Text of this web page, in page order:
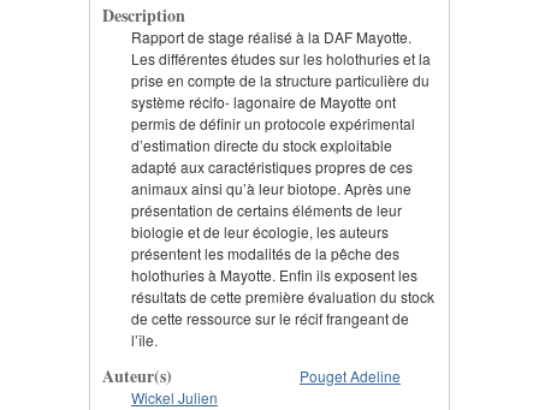
Description
Rapport de stage réalisé à la DAF Mayotte.
Les différentes études sur les holothuries et la
prise en compte de la structure particulière du
système récifo- lagonaire de Mayotte ont
permis de définir un protocole expérimental
d’estimation directe du stock exploitable
adapté aux caractéristiques propres de ces
animaux ainsi qu’à leur biotope. Après une
présentation de certains éléments de leur
biologie et de leur écologie, les auteurs
présentent les modalités de la pêche des
holothuries à Mayotte. Enfin ils exposent les
résultats de cette première évaluation du stock
de cette ressource sur le récif frangeant de
l’île.
Auteur(s)
Pouget Adeline
Wickel Julien